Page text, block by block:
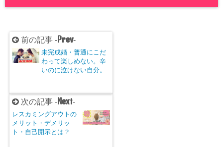
前の記事 -Prev-
未完成婚・普通にこだ
わって楽しめない。辛
いのに泣けない自分。
次の記事 -Next-
レスカミングアウトの
メリット・デメリッ
ト・自己開示とは？